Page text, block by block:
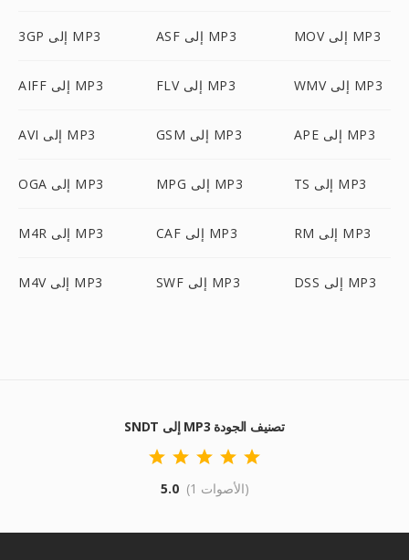
3GP إلى MP3 ASF إلى MP3 MOV إلى MP3
AIFF إلى MP3 FLV إلى MP3 WMV إلى MP3
AVI إلى MP3 GSM إلى MP3 APE إلى MP3
OGA إلى MP3 MPG إلى MP3 TS إلى MP3
M4R إلى MP3 CAF إلى MP3 RM إلى MP3
M4V إلى MP3 SWF إلى MP3 DSS إلى MP3
SNDT إلى MP3 تصنيف الجودة
5.0 (1 الأصوات)